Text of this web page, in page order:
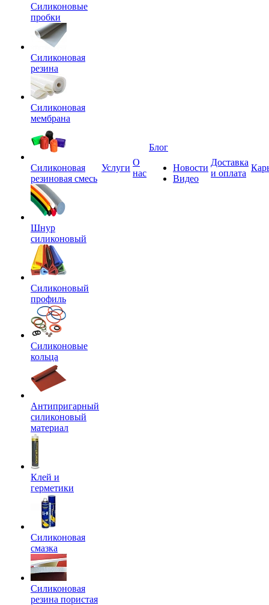
Силиконовые
пробки
Силиконовая
резина
Силиконовая
мембрана
Силиконовая
резиновая смесь
Шнур
силиконовый
Силиконовый
профиль
Силиконовые
кольца
Антипригарный
силиконовый
материал
Клей и
герметики
Силиконовая
смазка
Силиконовая
резина пористая
Услуги
О
нас
Блог
Новости
Видео
Доставка
и оплата